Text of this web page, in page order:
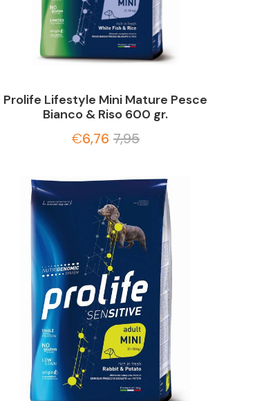
Prolife Lifestyle Mini Mature Pesce
Bianco & Riso 600 gr.
€6,76 7,95